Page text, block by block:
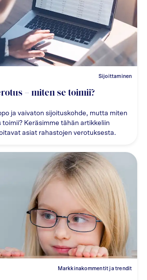
Sijoittaminen
– miten se toimii?
ja vaivaton sijoituskohde, mutta miten
Keräsimme tähän artikkeliin
asiat rahastojen verotuksesta.
Markkinakommentit ja trendit